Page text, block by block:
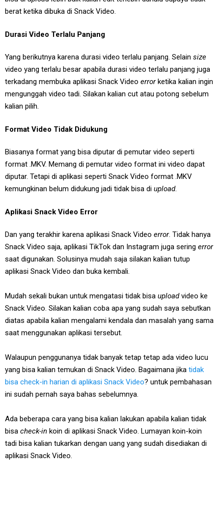
berat ketika dibuka di Snack Video.
Durasi Video Terlalu Panjang
Yang berikutnya karena durasi video terlalu panjang. Selain size
video yang terlalu besar apabila durasi video terlalu panjang juga
terkadang membuka aplikasi Snack Video errorketika kalian ingin
mengunggah video tadi. Silakan kalian cut atau potong sebelum
kalian pilih.
Format Video Tidak Didukung
Biasanya format yang bisa diputar di pemutar video seperti
format .MKV. Memang di pemutar video format ini video dapat
diputar. Tetapi di aplikasi seperti Snack Video format .MKV
kemungkinan belum didukung jadi tidak bisa di upload.
Aplikasi Snack Video Error
Dan yang terakhir karena aplikasi Snack Video error. Tidak hanya
Snack Video saja, aplikasi TikTok dan Instagram juga sering error
saat digunakan. Solusinya mudah saja silakan kalian tutup
aplikasi Snack Video dan buka kembali.
Mudah sekali bukan untuk mengatasi tidak bisa uploadvideo ke
Snack Video. Silakan kalian coba apa yang sudah saya sebutkan
diatas apabila kalian mengalami kendala dan masalah yang sama
saat menggunakan aplikasi tersebut.
Walaupun penggunanya tidak banyak tetap tetap ada video lucu
yang bisa kalian temukan di Snack Video. Bagaimana jika tidak
bisa check-in harian di aplikasi Snack Video? untuk pembahasan
ini sudah pernah saya bahas sebelumnya.
Ada beberapa cara yang bisa kalian lakukan apabila kalian tidak
bisa check-in koin di aplikasi Snack Video. Lumayan koin-koin
tadi bisa kalian tukarkan dengan uang yang sudah disediakan di
aplikasi Snack Video.